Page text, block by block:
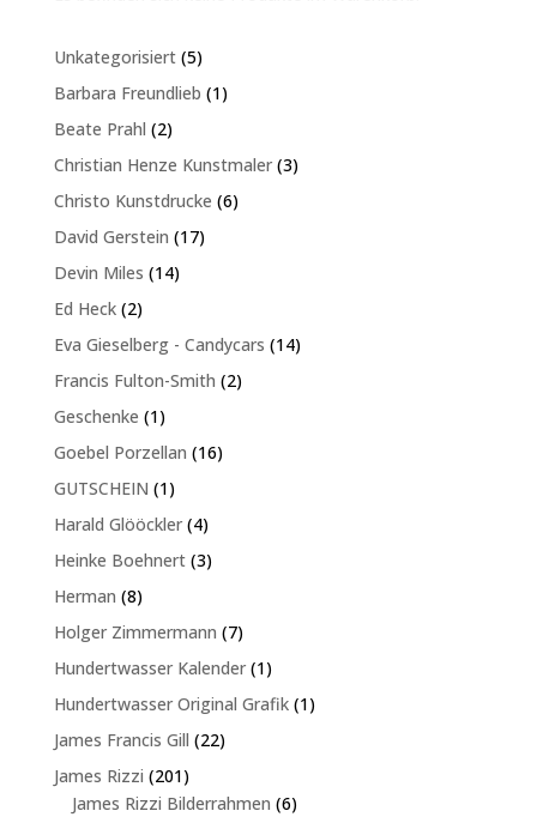
Unkategorisiert 55
Produkte
Barbara Freundlieb 11
Beate Prahl 22
Produkte
Christian Henze Kunstmaler 33
Christo Kunstdrucke 66
David Gerstein 1717
Devin Miles 1414
Ed Heck 22
Produkte
Eva Gieselberg - Candycars 1414
Francis Fulton-Smith 22
Geschenke 11
Produkt
Goebel Porzellan 1616
GUTSCHEIN 11
Produkt
Harald Glööckler 44
Produkte
Heinke Boehnert 33
Herman 88
Holger Zimmermann 77
Produkte
Hundertwasser Kalender 11
Produkt
Hundertwasser Original Grafik 11
James Francis Gill 2222
James Rizzi 201201
Produkte
James Rizzi Bilderrahmen 66